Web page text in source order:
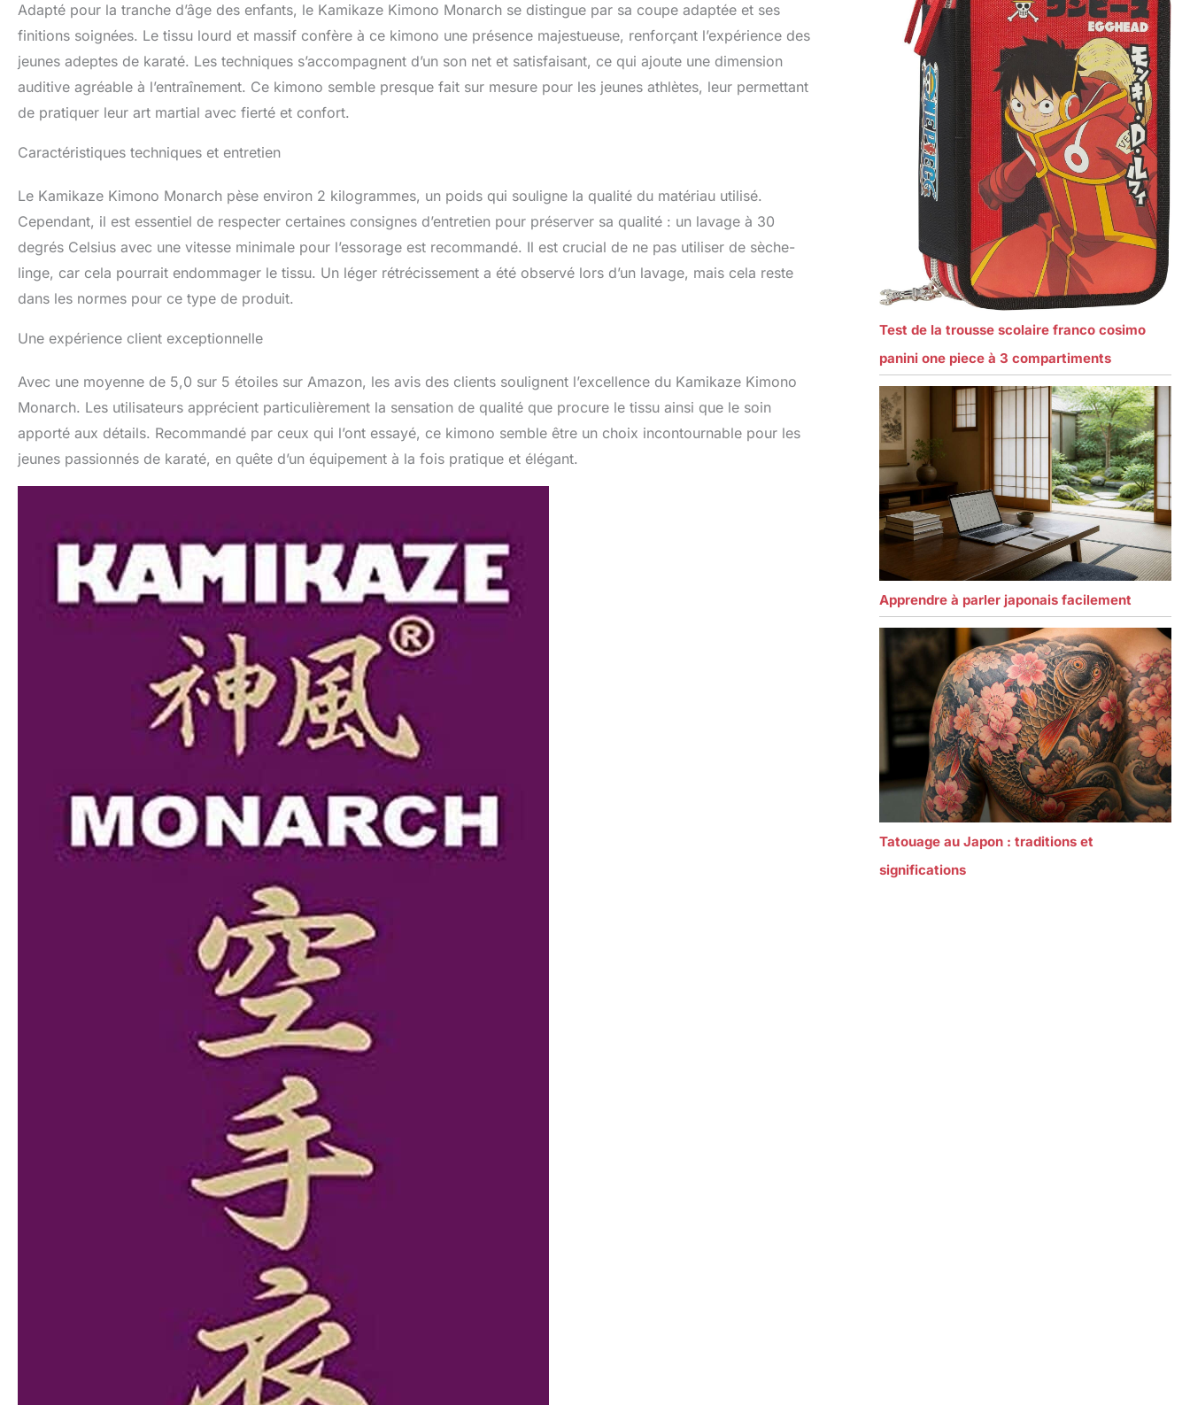
Adapté pour la tranche d’âge des enfants, le Kamikaze Kimono Monarch se distingue par sa coupe adaptée et ses
finitions soignées. Le tissu lourd et massif confère à ce kimono une présence majestueuse, renforçant l’expérience des
jeunes adeptes de karaté. Les techniques s’accompagnent d’un son net et satisfaisant, ce qui ajoute une dimension
auditive agréable à l’entraînement. Ce kimono semble presque fait sur mesure pour les jeunes athlètes, leur permettant
de pratiquer leur art martial avec fierté et confort.
Caractéristiques techniques et entretien
Le Kamikaze Kimono Monarch pèse environ 2 kilogrammes, un poids qui souligne la qualité du matériau utilisé.
Cependant, il est essentiel de respecter certaines consignes d’entretien pour préserver sa qualité : un lavage à 30
degrés Celsius avec une vitesse minimale pour l’essorage est recommandé. Il est crucial de ne pas utiliser de sèche-
linge, car cela pourrait endommager le tissu. Un léger rétrécissement a été observé lors d’un lavage, mais cela reste
dans les normes pour ce type de produit.
Une expérience client exceptionnelle
Avec une moyenne de 5,0 sur 5 étoiles sur Amazon, les avis des clients soulignent l’excellence du Kamikaze Kimono
Monarch. Les utilisateurs apprécient particulièrement la sensation de qualité que procure le tissu ainsi que le soin
apporté aux détails. Recommandé par ceux qui l’ont essayé, ce kimono semble être un choix incontournable pour les
jeunes passionnés de karaté, en quête d’un équipement à la fois pratique et élégant.
Test de la trousse scolaire franco cosimo
panini one piece à 3 compartiments
Apprendre à parler japonais facilement
Tatouage au Japon : traditions et
significations